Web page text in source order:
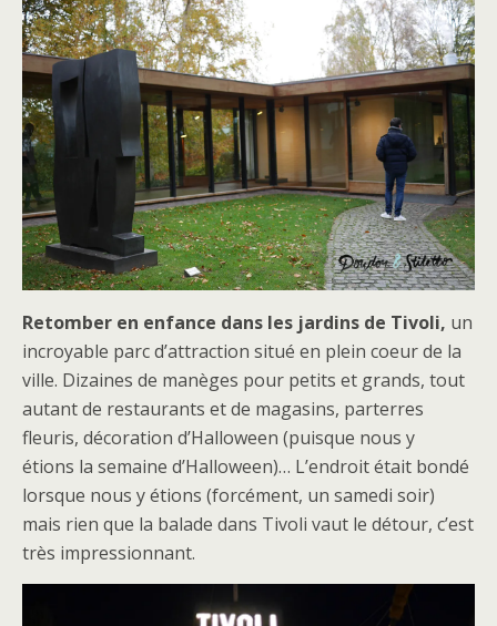
Retomber en enfance dans les jardins de Tivoli, un
incroyable parc d’attraction situé en plein coeur de la
ville. Dizaines de manèges pour petits et grands, tout
autant de restaurants et de magasins, parterres
fleuris, décoration d’Halloween (puisque nous y
étions la semaine d’Halloween)… L’endroit était bondé
lorsque nous y étions (forcément, un samedi soir)
mais rien que la balade dans Tivoli vaut le détour, c’est
très impressionnant.